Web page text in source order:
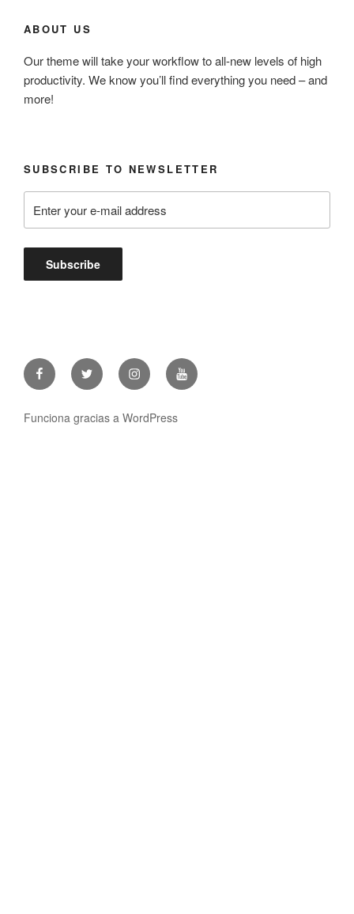
ABOUT US
Our theme will take your workflow to all-new levels of high
productivity. We know you’ll find everything you need – and
more!
SUBSCRIBE TO NEWSLETTER
FacebookTwitter InstagramYoutube
Funciona gracias a WordPress